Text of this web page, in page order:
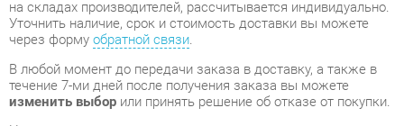
изменить выборили принять решение об отказе от покупки.
Несмотря на качественную упаковку, стулья для кухни могут
быть повреждены при транспортировке. Если Вы заметили
дефект при приёме - мы заменим поврежденную деталь.
Повторная доставкатовара -бесплатна.